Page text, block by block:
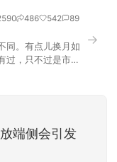
486 542 89
同。有点儿换月如
过，只不过是市场
了百点，交易额
→
端侧会引发